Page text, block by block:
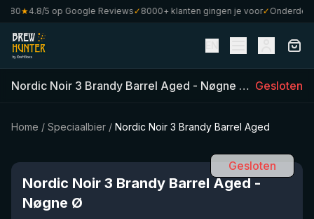
★4.8/5 op Google Reviews✓8000+ klanten gingen je voor✓Onderdeel
Nordic Noir 3 Brandy Barrel Aged - Nøgne Ø ( 330ml)•
Gesloten
Home / Speciaalbier / Nordic Noir 3 Brandy Barrel Aged
Gesloten
Nordic Noir 3 Brandy Barrel Aged-
Nøgne Ø